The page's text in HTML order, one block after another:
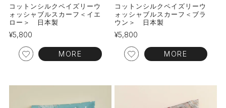
コットンシルクペイズリーウ
ォッシャブルスカーフ＜イエ
ロー＞ 日本製
¥5,800
MORE
コットンシルクペイズリーウ
ォッシャブルスカーフ＜ブラ
ウン＞ 日本製
¥5,800
MORE